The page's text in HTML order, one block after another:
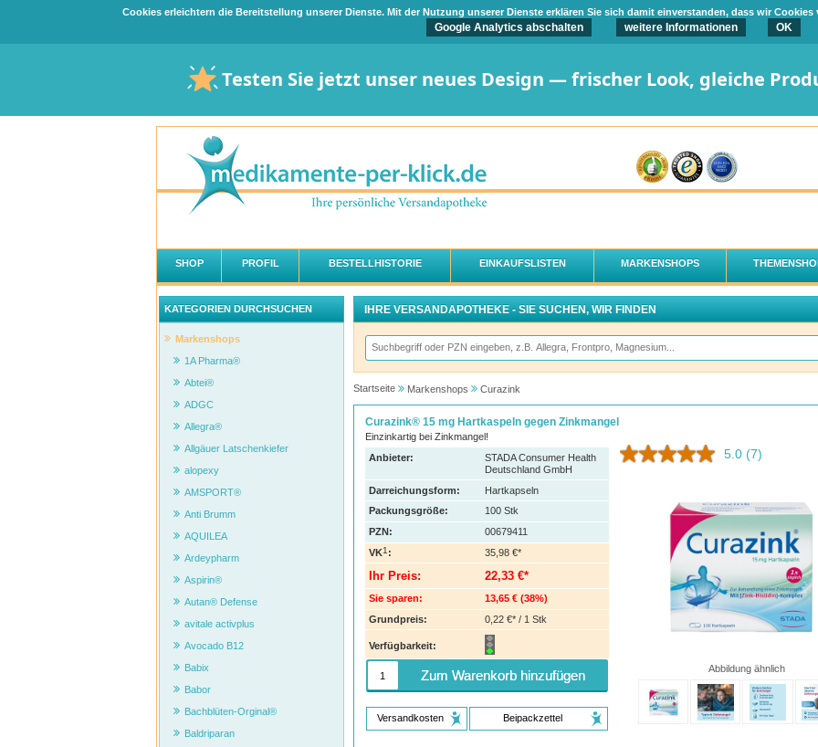
Cookies erleichtern die Bereitstellung unserer Dienste. Mit der Nutzung unserer Dienste erklären Sie sich damit einverstanden, dass wir
Google Analytics abschalten weitere Informationen OK
Testen Sie jetzt unser neues Design — frischer Look, gleiche
SHOP PROFIL BESTELLHISTORIE EINKAUFSLISTEN MARKENSHOPS
IHRE VERSANDAPOTHEKE - SIE SUCHEN, WIR FINDEN
Startseite Markenshops Curazink
Curazink® 15 mg Hartkaspeln gegen Zinkmangel
Einzinkartig bei Zinkmangel!
5.0 (7)
Abbildung ähnlich
Anbieter:
STADA Consumer Health
Deutschland GmbH
Darreichungsform:
Hartkapseln
Packungsgröße:
100 Stk
PZN:
00679411
VK1: 35,98 €*
Ihr Preis: 22,33 €*
Sie sparen: 13,65 € (38%)
Grundpreis:
0,22 €* / 1 Stk
Verfügbarkeit:
Zum Warenkorb hinzufügen
Versandkosten Beipackzettel
KATEGORIEN DURCHSUCHEN
Markenshops
1A Pharma®
Abtei®
ADGC
Allegra®
Allgäuer Latschenkiefer
alopexy
AMSPORT®
Anti Brumm
AQUILEA
Ardeypharm
Aspirin®
Autan® Defense
avitale activplus
Avocado B12
Babix
Babor
Bachblüten-Orginal®
Baldriparan